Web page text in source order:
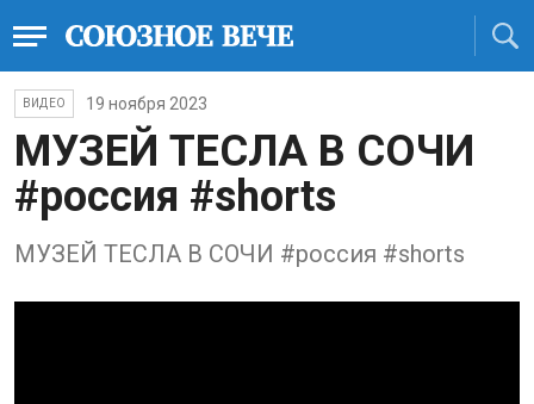
ВИДЕО 19 ноября 2023
МУЗЕЙ ТЕСЛА В СОЧИ
#россия #shorts
МУЗЕЙ ТЕСЛА В СОЧИ #россия #shorts